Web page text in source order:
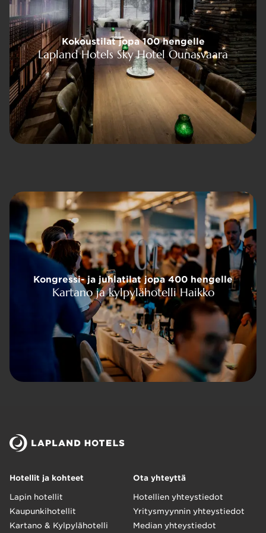
100 hengelle
Hotel Ounasvaara
Kokoustilat jopa 100 hengelle
Lapland Hotels Sky Hotel Ounasvaara
jopa 400 hengelle
Haikko
Kongressi- ja juhlatilat jopa 400 hengelle
Kartano ja kylpylähotelli Haikko
Hotellit ja kohteet
Lapin hotellit
Kaupunkihotellit
Kartano & Kylpylähotelli
Ota yhteyttä
Hotellien yhteystiedot
Yritysmyynnin yhteystiedot
Median yhteystiedot